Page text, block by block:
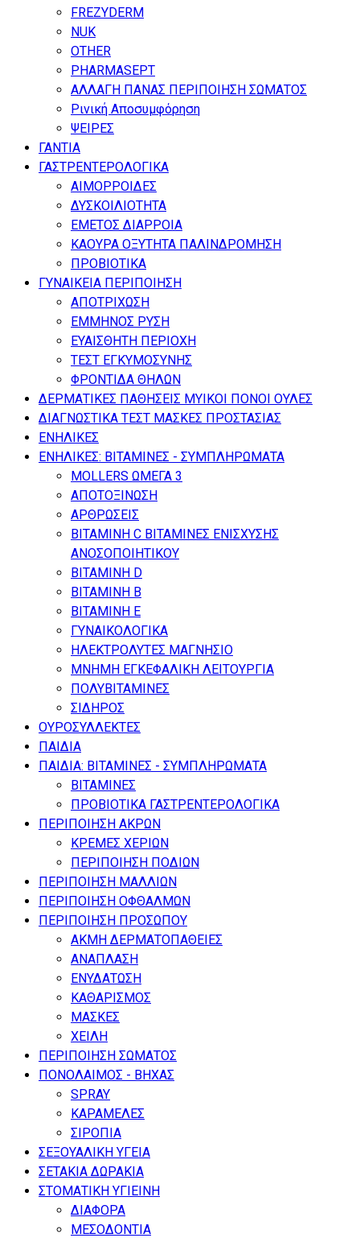
FREZYDERM
NUK
OTHER
PHARMASEPT
ΑΛΛΑΓΗ ΠΑΝΑΣ ΠΕΡΙΠΟΙΗΣΗ ΣΩΜΑΤΟΣ
Ρινική Αποσυμφόρηση
ΨΕΙΡΕΣ
ΓΑΝΤΙΑ
ΓΑΣΤΡΕΝΤΕΡΟΛΟΓΙΚΑ
ΑΙΜΟΡΡΟΙΔΕΣ
ΔΥΣΚΟΙΛΙΟΤΗΤΑ
ΕΜΕΤΟΣ ΔΙΑΡΡΟΙΑ
ΚΑΟΥΡΑ ΟΞΥΤΗΤΑ ΠΑΛΙΝΔΡΟΜΗΣΗ
ΠΡΟΒΙΟΤΙΚΑ
ΓΥΝΑΙΚΕΙΑ ΠΕΡΙΠΟΙΗΣΗ
ΑΠΟΤΡΙΧΩΣΗ
ΕΜΜΗΝΟΣ ΡΥΣΗ
ΕΥΑΙΣΘΗΤΗ ΠΕΡΙΟΧΗ
ΤΕΣΤ ΕΓΚΥΜΟΣΥΝΗΣ
ΦΡΟΝΤΙΔΑ ΘΗΛΩΝ
ΔΕΡΜΑΤΙΚΕΣ ΠΑΘΗΣΕΙΣ ΜΥΙΚΟΙ ΠΟΝΟΙ ΟΥΛΕΣ
ΔΙΑΓΝΩΣΤΙΚΑ ΤΕΣΤ ΜΑΣΚΕΣ ΠΡΟΣΤΑΣΙΑΣ
ΕΝΗΛΙΚΕΣ
ΕΝΗΛΙΚΕΣ: ΒΙΤΑΜΙΝΕΣ - ΣΥΜΠΛΗΡΩΜΑΤΑ
MOLLERS ΩΜΕΓΑ 3
ΑΠΟΤΟΞΙΝΩΣΗ
ΑΡΘΡΩΣΕΙΣ
ΒΙΤΑΜΙΝΗ C ΒΙΤΑΜΙΝΕΣ ΕΝΙΣΧΥΣΗΣ
ΑΝΟΣΟΠΟΙΗΤΙΚΟΥ
ΒΙΤΑΜΙΝΗ D
ΒΙΤΑΜΙΝΗ Β
ΒΙΤΑΜΙΝΗ Ε
ΓΥΝΑΙΚΟΛΟΓΙΚΑ
ΗΛΕΚΤΡΟΛΥΤΕΣ ΜΑΓΝΗΣΙΟ
ΜΝΗΜΗ ΕΓΚΕΦΑΛΙΚΗ ΛΕΙΤΟΥΡΓΙΑ
ΠΟΛΥΒΙΤΑΜΙΝΕΣ
ΣΙΔΗΡΟΣ
ΟΥΡΟΣΥΛΛΕΚΤΕΣ
ΠΑΙΔΙΑ
ΠΑΙΔΙΑ: ΒΙΤΑΜΙΝΕΣ - ΣΥΜΠΛΗΡΩΜΑΤΑ
ΒΙΤΑΜΙΝΕΣ
ΠΡΟΒΙΟΤΙΚΑ ΓΑΣΤΡΕΝΤΕΡΟΛΟΓΙΚΑ
ΠΕΡΙΠΟΙΗΣΗ ΑΚΡΩΝ
ΚΡΕΜΕΣ ΧΕΡΙΩΝ
ΠΕΡΙΠΟΙΗΣΗ ΠΟΔΙΩΝ
ΠΕΡΙΠΟΙΗΣΗ ΜΑΛΛΙΩΝ
ΠΕΡΙΠΟΙΗΣΗ ΟΦΘΑΛΜΩΝ
ΠΕΡΙΠΟΙΗΣΗ ΠΡΟΣΩΠΟΥ
ΑΚΜΗ ΔΕΡΜΑΤΟΠΑΘΕΙΕΣ
ΑΝΑΠΛΑΣΗ
ΕΝΥΔΑΤΩΣΗ
ΚΑΘΑΡΙΣΜΟΣ
ΜΑΣΚΕΣ
ΧΕΙΛΗ
ΠΕΡΙΠΟΙΗΣΗ ΣΩΜΑΤΟΣ
ΠΟΝΟΛΑΙΜΟΣ - ΒΗΧΑΣ
SPRAY
ΚΑΡΑΜΕΛΕΣ
ΣΙΡΟΠΙΑ
ΣΕΞΟΥΑΛΙΚΗ ΥΓΕΙΑ
ΣΕΤΑΚΙΑ ΔΩΡΑΚΙΑ
ΣΤΟΜΑΤΙΚΗ ΥΓΙΕΙΝΗ
ΔΙΑΦΟΡΑ
ΜΕΣΟΔΟΝΤΙΑ